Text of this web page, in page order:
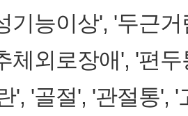
기능이상', '두근
체외로장애', '편
', '골절', '관절통',